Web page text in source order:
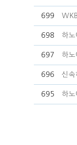
699
698 하노
697 하노
696 신속
695 하노